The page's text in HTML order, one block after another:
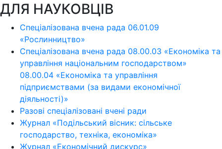
ДЛЯ НАУКОВЦІВ
Спеціалізована вчена рада 06.01.09
«Рослинництво»
Спеціалізована вчена рада 08.00.03 «Економіка та
управління національним господарством»
08.00.04 «Економіка та управління
підприємствами (за видами економічної
діяльності)»
Разові спеціалізовані вчені ради
Журнал «Подільський вісник: сільське
господарство, техніка, економіка»
Журнал «Економічний дискурс»